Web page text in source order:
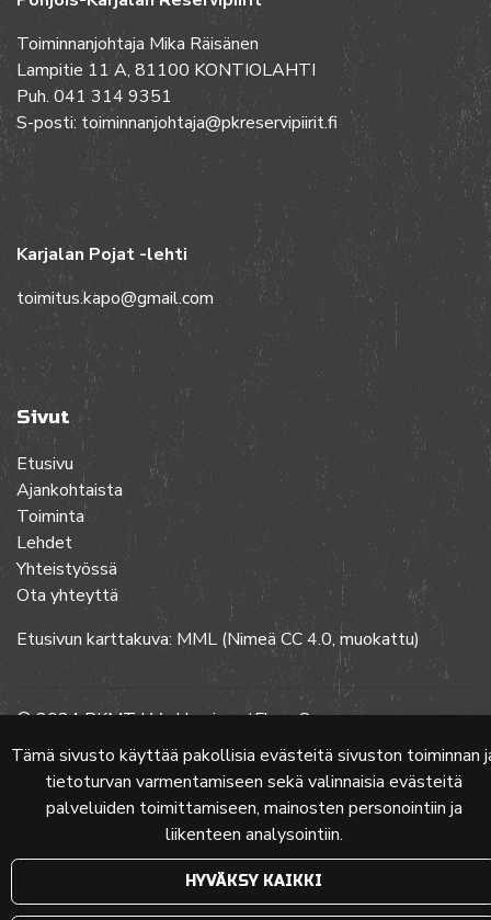
Tämä sivusto käyttää pakollisia evästeitä sivuston toiminnan
tietoturvan varmentamiseen sekä valinnaisia evästeitä
palveluiden toimittamiseen, mainosten personointiin ja
liikenteen analysointiin.
HYVÄKSY KAIKKI
Toiminnanjohtaja Mika Räisänen
Lampitie 11 A, 81100 KONTIOLAHTI
Puh. 041 314 9351
S-posti: toiminnanjohtaja@pkreservipiirit.fi
Karjalan Pojat -lehti
toimitus.kapo@gmail.com
Sivut
Etusivu
Ajankohtaista
Toiminta
Lehdet
Yhteistyössä
Ota yhteyttä
Etusivun karttakuva: MML (Nimeä CC 4.0, muokattu)
© 2024 PKMT | VerkkosivuatFlow Oy